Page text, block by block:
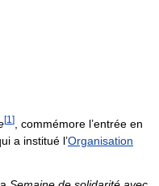
[1 ]
, commémore l’entrée en
a institué l’Organisation